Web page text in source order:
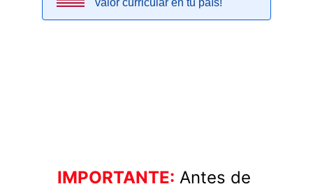
IMPORTANTE: Antes de